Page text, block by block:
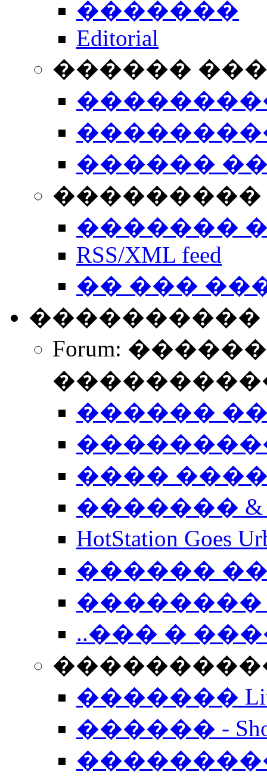
�������
Editorial
������
������
���������
�������
RSS/XML feed
�� ���
����������
Forum:
������
����
�������
HotStation
������
��������
..��� �
����������
�������
������ -